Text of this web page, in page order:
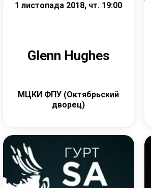
1 листопада 2018, чт. 19:00
Glenn Hughes
МЦКИ ФПУ (Октябрьский
дворец)